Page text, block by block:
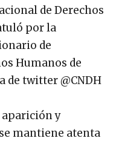
de Derechos
por la
de
Humanos de
de twitter @CNDH
aparición y
mantiene atenta